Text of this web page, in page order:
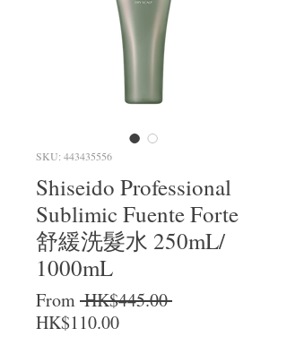
SKU: 443435556
Shiseido Professional
Sublimic Fuente Forte
舒緩洗髮水 250mL/
1000mL
From HK$445.00 Regular Price
HK$110.00Sale Price